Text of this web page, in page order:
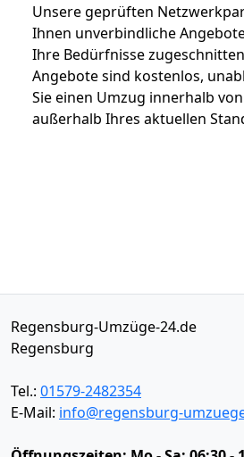
Unsere geprüften
Ihnen unverbindliche
Ihre Bedürfnisse
Angebote sind kostenlos,
Sie einen Umzug innerhalb
außerhalb Ihres aktuellen
Regensburg-Umzüge-24.de
Regensburg
Tel.: 01579-2482354
E-Mail: info@regensburg-